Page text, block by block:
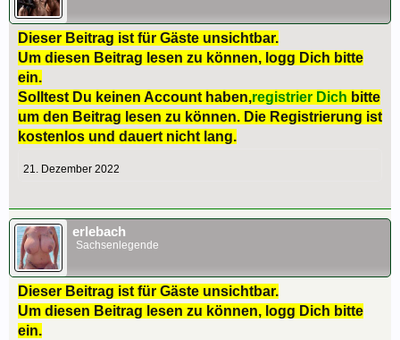
Dieser Beitrag ist für Gäste unsichtbar.
Um diesen Beitrag lesen zu können, logg Dich bitte
ein.
Solltest Du keinen Account haben,registrier Dich bitte
um den Beitrag lesen zu können. Die Registrierung ist
kostenlos und dauert nicht lang.
21. Dezember 2022
erlebach
Sachsenlegende
Dieser Beitrag ist für Gäste unsichtbar.
Um diesen Beitrag lesen zu können, logg Dich bitte
ein.